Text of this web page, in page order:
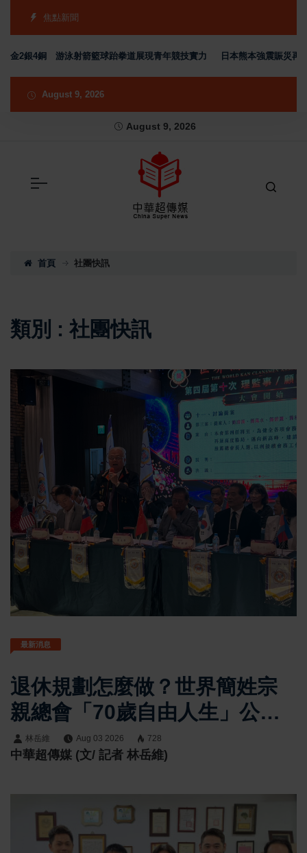
焦點新聞
4銅 游泳射箭籃球跆拳道展現青年競技實力 日本熊本強震賑災再獲支
August 9, 2026
August 9, 2026
首頁 社團快訊
類別 : 社團快訊
最新消息
退休規劃怎麼做？世界簡姓宗
親總會「70歲自由人生」公益
論壇邀跨界嘉賓交流
林岳維 Aug 03 2026 728
中華超傳媒 (文/ 記者 林岳維)